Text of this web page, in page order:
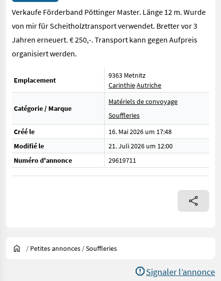
Verkaufe Förderband Pöttinger Master. Länge 12 m. Wurde
von mir für Scheitholztransport verwendet. Bretter vor 3
Jahren erneuert. € 250,-. Transport kann gegen Aufpreis
organisiert werden.
Emplacement
9363 Metnitz
CarinthieAutriche
Catégorie / Marque
Matériels de convoyage
Souffleries
Créé le
16. Mai 2026 um 17:48
Modifié le
21. Juli 2026 um 12:00
Numéro d'annonce
29619711
/ Petites annonces /Souffleries
Signaler l’annonce